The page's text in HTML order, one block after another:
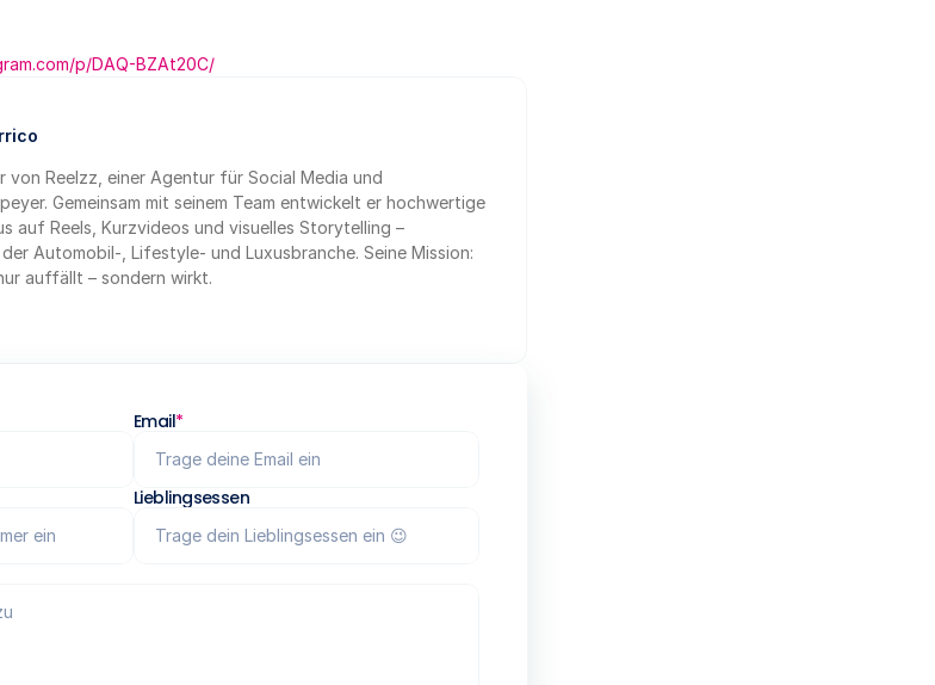
p/DAQ-BZAt20C/
von Reelzz, einer Agentur für Social Media und
Gemeinsam mit seinem Team entwickelt er hochwertige
auf Reels, Kurzvideos und visuelles Storytelling –
Automobil-, Lifestyle- und Luxusbranche. Seine Mission:
auffällt – sondern wirkt.
Email*
Lieblingsessen